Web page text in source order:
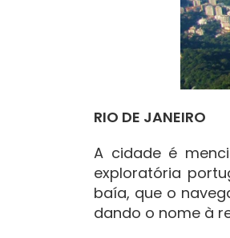
RIO DE JANEIRO
A cidade é
exploratória
baía, que o
dando o nome à